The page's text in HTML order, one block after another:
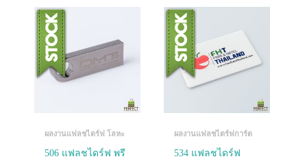
ผลงานแฟลชไดร์ฟ โลหะ
506 แฟลชไดร์ฟ พรี
ผลงานแฟลชไดร์ฟการ์ด
534 แฟลชไดร์ฟ